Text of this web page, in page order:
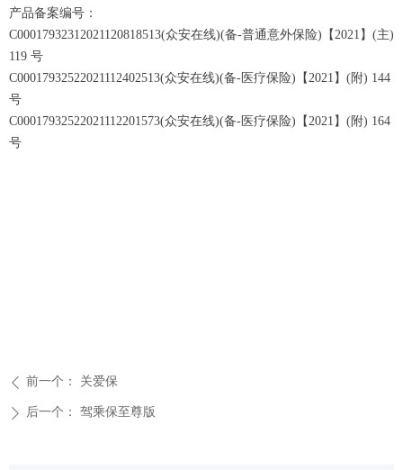
ꄴ 前一个： 关爱保
ꄲ 后一个： 驾乘保至尊版
产品备案编号：
C00017932312021120818513(众安在线)(备-普通意外保险)【2021】(主)
119 号
C00017932522021112402513(众安在线)(备-医疗保险)【2021】(附) 144
号
C00017932522021112201573(众安在线)(备-医疗保险)【2021】(附) 164
号